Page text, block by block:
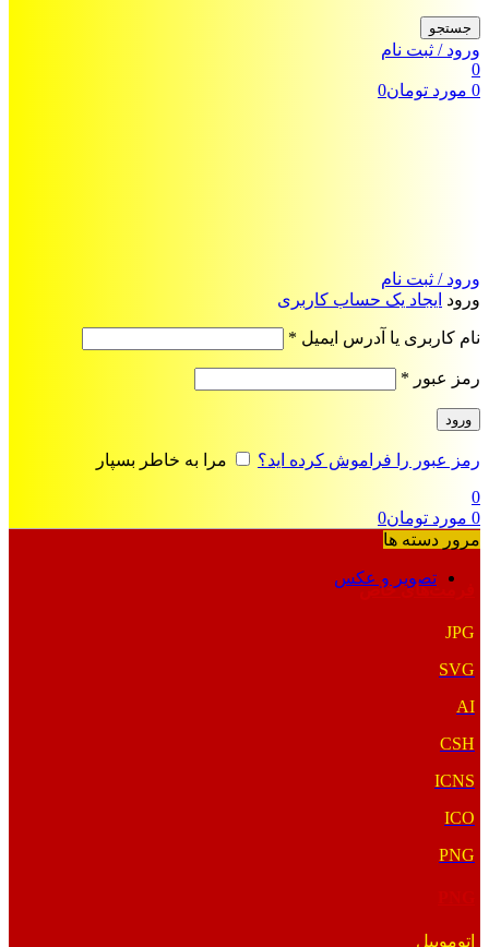
جستجو
ورود / ثبت نام
0
0 مورد تومان0
ورود / ثبت نام
ورود ایجاد یک حساب کاربری
نام کاربری یا آدرس ایمیل *
رمز عبور *
ورود
رمز عبور را فراموش کرده اید؟
مرا به خاطر بسپار
0
0 مورد تومان0
مرور دسته ها
تصویر و عکس
فرمت‌های خاص
JPG
SVG
AI
CSH
ICNS
ICO
PNG
اتوموبیل